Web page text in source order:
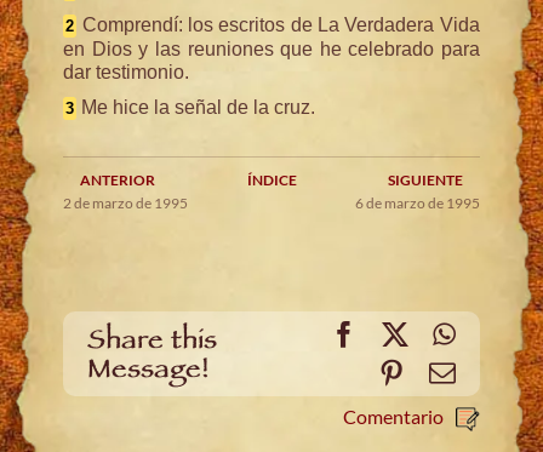
2 Comprendí: los escritos de La Verdadera Vida
en Dios y las reuniones que he celebrado para
dar testimonio.
3 Me hice la señal de la cruz.
ANTERIOR ÍNDICE
SIGUIENTE
2 de marzo de 1995
6 de marzo de 1995
Share this
Message!
Facebook
X
PinterestEmail
Comentario